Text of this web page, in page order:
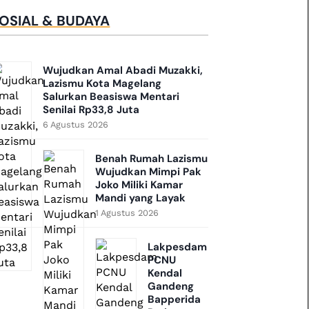
& BUDAYA
Wujudkan Amal Abadi Muzakki,
Lazismu Kota Magelang
Salurkan Beasiswa Mentari
Senilai Rp33,8 Juta
6 Agustus 2026
Benah Rumah Lazismu
Wujudkan Mimpi Pak
Joko Miliki Kamar
Mandi yang Layak
1 Agustus 2026
Lakpesdam
PCNU
Kendal
Gandeng
Bapperida